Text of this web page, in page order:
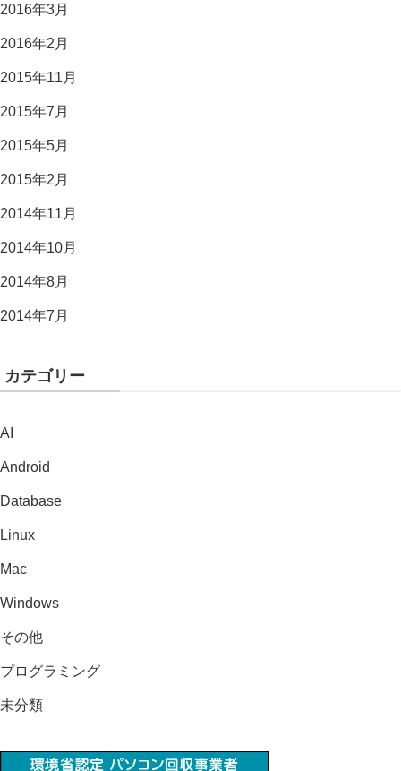
2016年3月
2016年2月
2015年11月
2015年7月
2015年5月
2015年2月
2014年11月
2014年10月
2014年8月
2014年7月
カテゴリー
AI
Android
Database
Linux
Mac
Windows
その他
プログラミング
未分類